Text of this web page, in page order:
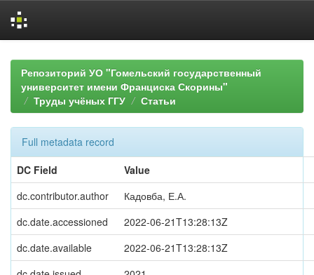
navigationРепозиторий УО "Гомельский государственный
университет имени Франциска Скорины"
Труды учёных ГГУ
Статьи
Full metadata record
DC Field
Value
dc.contributor.author
Кадовба, Е.А.
dc.date.accessioned
2022-06-21T13:28:13Z
dc.date.available
2022-06-21T13:28:13Z